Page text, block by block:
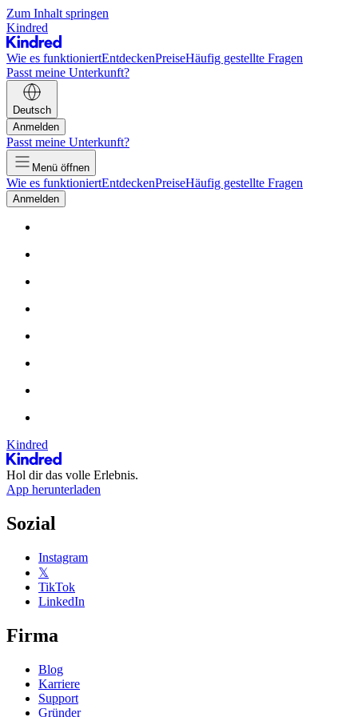
Zum Inhalt springen
Kindred
Wie es funktioniertEntdeckenPreiseHäufig gestellte Fragen
Passt meine Unterkunft?
Deutsch
Anmelden
Passt meine Unterkunft?
Menü öffnen
Wie es funktioniertEntdeckenPreiseHäufig gestellte Fragen
Anmelden
Kindred
Hol dir das volle Erlebnis.
App herunterladen
Sozial
Instagram
𝕏
TikTok
LinkedIn
Firma
Blog
Karriere
Support
Gründer